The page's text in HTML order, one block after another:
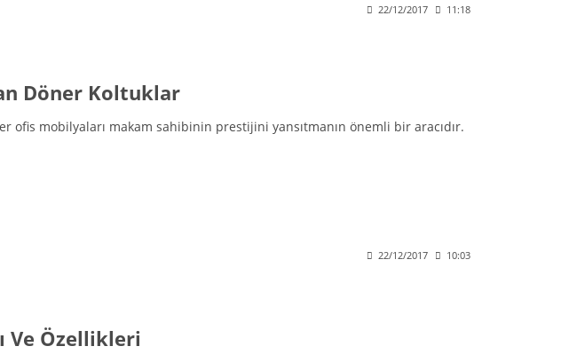
22/12/2017 11:18
Döner Koltuklar
ofis mobilyaları makam sahibinin prestijini yansıtmanın önemli bir aracıdır.
22/12/2017 10:03
Ve Özellikleri